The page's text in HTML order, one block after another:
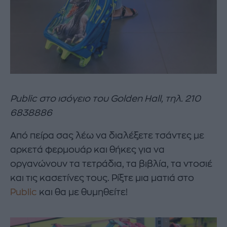
Public στο ισόγειο του Golden Hall, τηλ. 210
6838886
Από πείρα σας λέω να διαλέξετε τσάντες με
αρκετά φερμουάρ και θήκες για να
οργανώνουν τα τετράδια, τα βιβλία, τα ντοσιέ
και τις κασετίνες τους. Ρίξτε μια ματιά στο
Public και θα με θυμηθείτε!